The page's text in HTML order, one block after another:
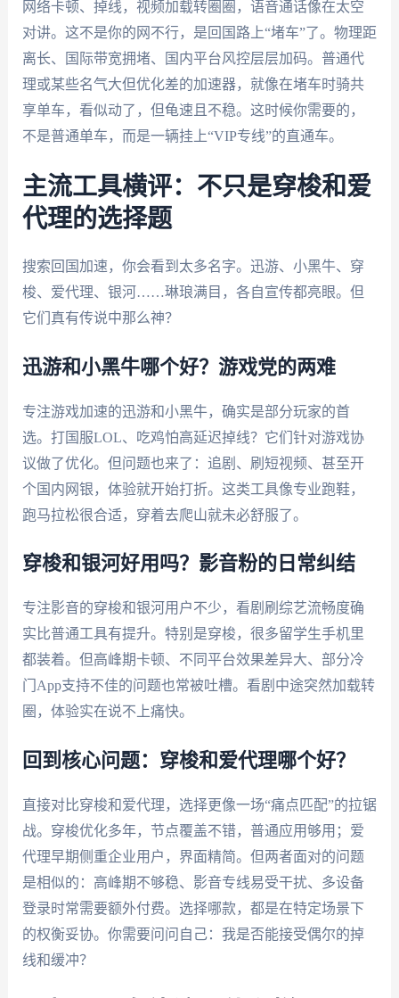
网络卡顿、掉线，视频加载转圈圈，语音通话像在太空
对讲。这不是你的网不行，是回国路上“堵车”了。物理距
离长、国际带宽拥堵、国内平台风控层层加码。普通代
理或某些名气大但优化差的加速器，就像在堵车时骑共
享单车，看似动了，但龟速且不稳。这时候你需要的，
不是普通单车，而是一辆挂上“VIP专线”的直通车。
主流工具横评：不只是穿梭和爱
代理的选择题
搜索回国加速，你会看到太多名字。迅游、小黑牛、穿
梭、爱代理、银河……琳琅满目，各自宣传都亮眼。但
它们真有传说中那么神？
迅游和小黑牛哪个好？游戏党的两难
专注游戏加速的迅游和小黑牛，确实是部分玩家的首
选。打国服LOL、吃鸡怕高延迟掉线？它们针对游戏协
议做了优化。但问题也来了：追剧、刷短视频、甚至开
个国内网银，体验就开始打折。这类工具像专业跑鞋，
跑马拉松很合适，穿着去爬山就未必舒服了。
穿梭和银河好用吗？影音粉的日常纠结
专注影音的穿梭和银河用户不少，看剧刷综艺流畅度确
实比普通工具有提升。特别是穿梭，很多留学生手机里
都装着。但高峰期卡顿、不同平台效果差异大、部分冷
门App支持不佳的问题也常被吐槽。看剧中途突然加载转
圈，体验实在说不上痛快。
回到核心问题：穿梭和爱代理哪个好？
直接对比穿梭和爱代理，选择更像一场“痛点匹配”的拉锯
战。穿梭优化多年，节点覆盖不错，普通应用够用；爱
代理早期侧重企业用户，界面精简。但两者面对的问题
是相似的：高峰期不够稳、影音专线易受干扰、多设备
登录时常需要额外付费。选择哪款，都是在特定场景下
的权衡妥协。你需要问问自己：我是否能接受偶尔的掉
线和缓冲？